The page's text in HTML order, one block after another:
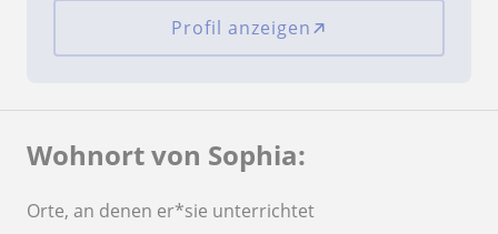
Profil anzeigen
Wohnort von Sophia:
Orte, an denen er*sie unterrichtet